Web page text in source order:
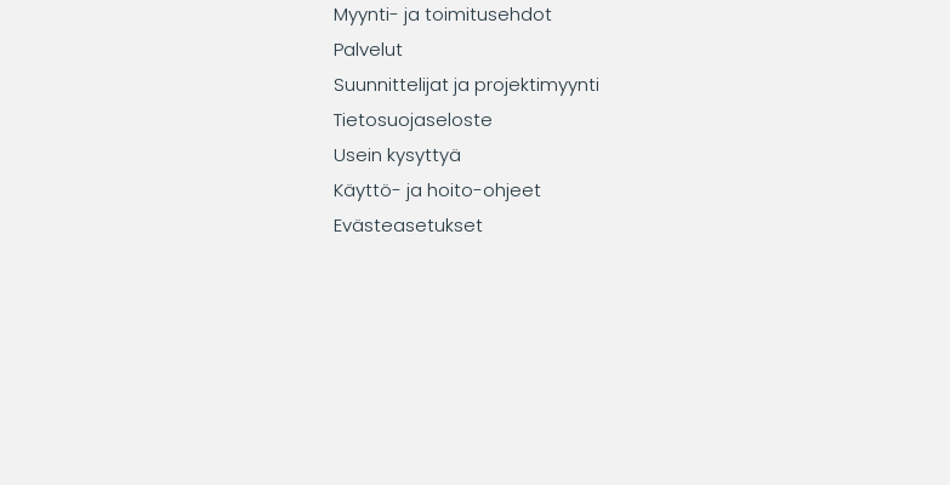
Myynti- ja toimitusehdot
Palvelut
Suunnittelijat ja projektimyynti
Tietosuojaseloste
Usein kysyttyä
Käyttö- ja hoito-ohjeet
Evästeasetukset